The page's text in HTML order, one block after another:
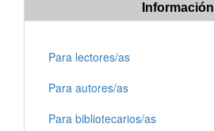
Información
Para lectores/as
Para autores/as
Para bibliotecarios/as